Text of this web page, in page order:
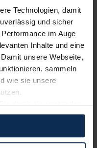
Technologien, damit
und sicher
im Auge
Inhalte und eine
unsere Webseite,
sammeln
wie sie unsere
damit einverstanden
Service zu
weiterzugeben,
Falls Sie dem nicht
KIA